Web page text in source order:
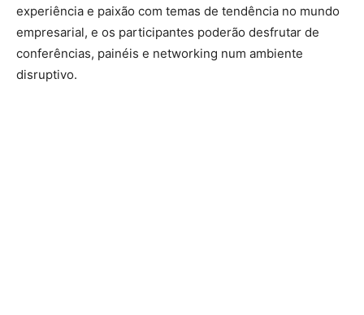
experiência e paixão com temas de tendência no mundo
empresarial, e os participantes poderão desfrutar de
conferências, painéis e networking num ambiente
disruptivo.